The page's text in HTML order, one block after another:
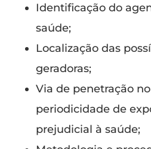
Identificação do
saúde;
Localização das
geradoras;
Via de penetração
periodicidade de
prejudicial à saúde;